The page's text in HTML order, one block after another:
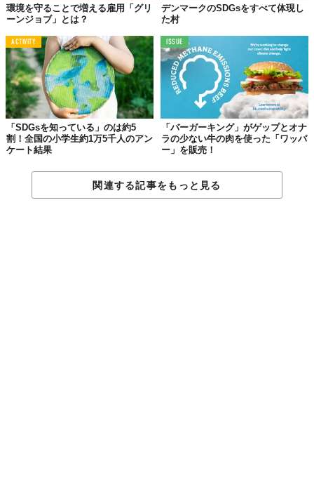
環境を守ることで増える雇用「グリ
ーンジョブ」とは？
デンマークのSDGsをすべて体現し
た村
ACTIVITY
「SDGsを知っている」のは約5
割！全国の小学生約1万5千人のアン
ケート結果
ISSUE
「バーガーキング」がゲップとオナ
ラの少ない牛の肉を使った「ワッパ
ー」を販売！
関連する記事をもっと見る